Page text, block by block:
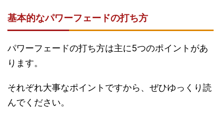
基本的なパワーフェードの打ち方
パワーフェードの打ち方は主に5つのポイントがあ
ります。
それぞれ大事なポイントですから、ぜひゆっくり読
んでください。